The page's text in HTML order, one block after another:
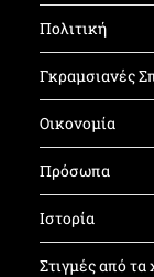
Πολιτική
Γκραμσιανές
Οικονομία
Πρόσωπα
Ιστορία
Στιγμές από τα